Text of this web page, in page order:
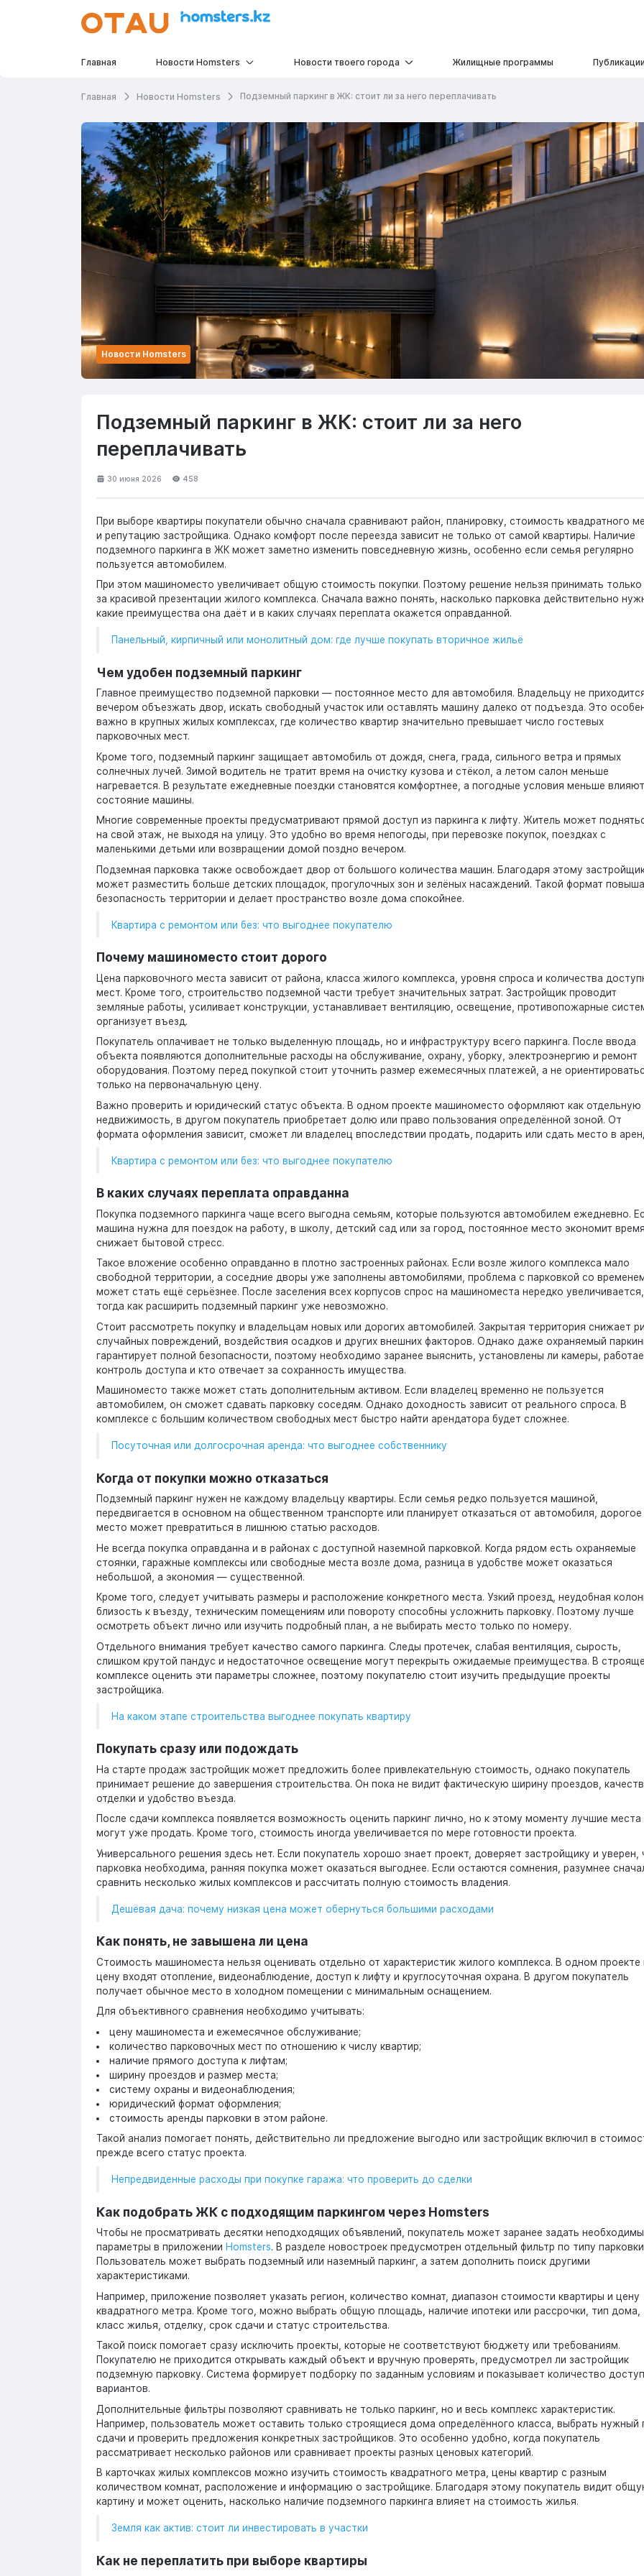
Главная Новости Homsters Новости твоего города Жилищные программы Публикации
Главная Новости Homsters Подземный паркинг в ЖК: стоит ли за него переплачивать
Новости Homsters
Подземный паркинг в ЖК: стоит ли за него
переплачивать
30 июня 2026 458
При выборе квартиры покупатели обычно сначала сравнивают район, планировку, стоимость квадратного
и репутацию застройщика. Однако комфорт после переезда зависит не только от самой квартиры. Наличие
подземного паркинга в ЖК может заметно изменить повседневную жизнь, особенно если семья регулярно
пользуется автомобилем.
При этом машиноместо увеличивает общую стоимость покупки. Поэтому решение нельзя принимать только
за красивой презентации жилого комплекса. Сначала важно понять, насколько парковка действительно
какие преимущества она даёт и в каких случаях переплата окажется оправданной.
Панельный, кирпичный или монолитный дом: где лучше покупать вторичное жильё
Чем удобен подземный паркинг
Главное преимущество подземной парковки — постоянное место для автомобиля. Владельцу не
вечером объезжать двор, искать свободный участок или оставлять машину далеко от подъезда. Это
важно в крупных жилых комплексах, где количество квартир значительно превышает число гостевых
парковочных мест.
Кроме того, подземный паркинг защищает автомобиль от дождя, снега, града, сильного ветра и прямых
солнечных лучей. Зимой водитель не тратит время на очистку кузова и стёкол, а летом салон меньше
нагревается. В результате ежедневные поездки становятся комфортнее, а погодные условия меньше
состояние машины.
Многие современные проекты предусматривают прямой доступ из паркинга к лифту. Житель может
на свой этаж, не выходя на улицу. Это удобно во время непогоды, при перевозке покупок, поездках с
маленькими детьми или возвращении домой поздно вечером.
Подземная парковка также освобождает двор от большого количества машин. Благодаря этому
может разместить больше детских площадок, прогулочных зон и зелёных насаждений. Такой формат
безопасность территории и делает пространство возле дома спокойнее.
Квартира с ремонтом или без: что выгоднее покупателю
Почему машиноместо стоит дорого
Цена парковочного места зависит от района, класса жилого комплекса, уровня спроса и количества
мест. Кроме того, строительство подземной части требует значительных затрат. Застройщик проводит
земляные работы, усиливает конструкции, устанавливает вентиляцию, освещение, противопожарные
организует въезд.
Покупатель оплачивает не только выделенную площадь, но и инфраструктуру всего паркинга. После ввода
объекта появляются дополнительные расходы на обслуживание, охрану, уборку, электроэнергию и ремонт
оборудования. Поэтому перед покупкой стоит уточнить размер ежемесячных платежей, а не
только на первоначальную цену.
Важно проверить и юридический статус объекта. В одном проекте машиноместо оформляют как отдельную
недвижимость, в другом покупатель приобретает долю или право пользования определённой зоной. От
формата оформления зависит, сможет ли владелец впоследствии продать, подарить или сдать место в
Квартира с ремонтом или без: что выгоднее покупателю
В каких случаях переплата оправданна
Покупка подземного паркинга чаще всего выгодна семьям, которые пользуются автомобилем ежедневно.
машина нужна для поездок на работу, в школу, детский сад или за город, постоянное место экономит
снижает бытовой стресс.
Такое вложение особенно оправданно в плотно застроенных районах. Если возле жилого комплекса мало
свободной территории, а соседние дворы уже заполнены автомобилями, проблема с парковкой со
может стать ещё серьёзнее. После заселения всех корпусов спрос на машиноместа нередко увеличивается,
тогда как расширить подземный паркинг уже невозможно.
Стоит рассмотреть покупку и владельцам новых или дорогих автомобилей. Закрытая территория снижает
случайных повреждений, воздействия осадков и других внешних факторов. Однако даже охраняемый
гарантирует полной безопасности, поэтому необходимо заранее выяснить, установлены ли камеры,
контроль доступа и кто отвечает за сохранность имущества.
Машиноместо также может стать дополнительным активом. Если владелец временно не пользуется
автомобилем, он сможет сдавать парковку соседям. Однако доходность зависит от реального спроса. В
комплексе с большим количеством свободных мест быстро найти арендатора будет сложнее.
Посуточная или долгосрочная аренда: что выгоднее собственнику
Когда от покупки можно отказаться
Подземный паркинг нужен не каждому владельцу квартиры. Если семья редко пользуется машиной,
передвигается в основном на общественном транспорте или планирует отказаться от автомобиля, дорогое
место может превратиться в лишнюю статью расходов.
Не всегда покупка оправданна и в районах с доступной наземной парковкой. Когда рядом есть охраняемые
стоянки, гаражные комплексы или свободные места возле дома, разница в удобстве может оказаться
небольшой, а экономия — существенной.
Кроме того, следует учитывать размеры и расположение конкретного места. Узкий проезд, неудобная
близость к въезду, техническим помещениям или повороту способны усложнить парковку. Поэтому лучше
осмотреть объект лично или изучить подробный план, а не выбирать место только по номеру.
Отдельного внимания требует качество самого паркинга. Следы протечек, слабая вентиляция, сырость,
слишком крутой пандус и недостаточное освещение могут перекрыть ожидаемые преимущества. В
комплексе оценить эти параметры сложнее, поэтому покупателю стоит изучить предыдущие проекты
застройщика.
На каком этапе строительства выгоднее покупать квартиру
Покупать сразу или подождать
На старте продаж застройщик может предложить более привлекательную стоимость, однако покупатель
принимает решение до завершения строительства. Он пока не видит фактическую ширину проездов,
отделки и удобство въезда.
После сдачи комплекса появляется возможность оценить паркинг лично, но к этому моменту лучшие места
могут уже продать. Кроме того, стоимость иногда увеличивается по мере готовности проекта.
Универсального решения здесь нет. Если покупатель хорошо знает проект, доверяет застройщику и уверен,
парковка необходима, ранняя покупка может оказаться выгоднее. Если остаются сомнения, разумнее
сравнить несколько жилых комплексов и рассчитать полную стоимость владения.
Дешёвая дача: почему низкая цена может обернуться большими расходами
Как понять, не завышена ли цена
Стоимость машиноместа нельзя оценивать отдельно от характеристик жилого комплекса. В одном проекте
цену входят отопление, видеонаблюдение, доступ к лифту и круглосуточная охрана. В другом покупатель
получает обычное место в холодном помещении с минимальным оснащением.
Для объективного сравнения необходимо учитывать:
цену машиноместа и ежемесячное обслуживание;
количество парковочных мест по отношению к числу квартир;
наличие прямого доступа к лифтам;
ширину проездов и размер места;
систему охраны и видеонаблюдения;
юридический формат оформления;
стоимость аренды парковки в этом районе.
Такой анализ помогает понять, действительно ли предложение выгодно или застройщик включил в
прежде всего статус проекта.
Непредвиденные расходы при покупке гаража: что проверить до сделки
Как подобрать ЖК с подходящим паркингом через Homsters
Чтобы не просматривать десятки неподходящих объявлений, покупатель может заранее задать
параметры в приложении Homsters. В разделе новостроек предусмотрен отдельный фильтр по типу
Пользователь может выбрать подземный или наземный паркинг, а затем дополнить поиск другими
характеристиками.
Например, приложение позволяет указать регион, количество комнат, диапазон стоимости квартиры и цену
квадратного метра. Кроме того, можно выбрать общую площадь, наличие ипотеки или рассрочки, тип дома,
класс жилья, отделку, срок сдачи и статус строительства.
Такой поиск помогает сразу исключить проекты, которые не соответствуют бюджету или требованиям.
Покупателю не приходится открывать каждый объект и вручную проверять, предусмотрел ли застройщик
подземную парковку. Система формирует подборку по заданным условиям и показывает количество
вариантов.
Дополнительные фильтры позволяют сравнивать не только паркинг, но и весь комплекс характеристик.
Например, пользователь может оставить только строящиеся дома определённого класса, выбрать нужный
сдачи и проверить предложения конкретных застройщиков. Это особенно удобно, когда покупатель
рассматривает несколько районов или сравнивает проекты разных ценовых категорий.
В карточках жилых комплексов можно изучить стоимость квадратного метра, цены квартир с разным
количеством комнат, расположение и информацию о застройщике. Благодаря этому покупатель видит
картину и может оценить, насколько наличие подземного паркинга влияет на стоимость жилья.
Земля как актив: стоит ли инвестировать в участки
Как не переплатить при выборе квартиры